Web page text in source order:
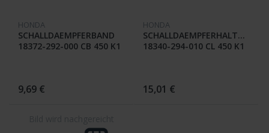
HONDA
SCHALLDAEMPFERBAND
18372-292-000 CB 450 K1
9,69 €
HONDA
SCHALLDAEMPFERHALTERUNG
18340-294-010 CL 450 K1
15,01 €